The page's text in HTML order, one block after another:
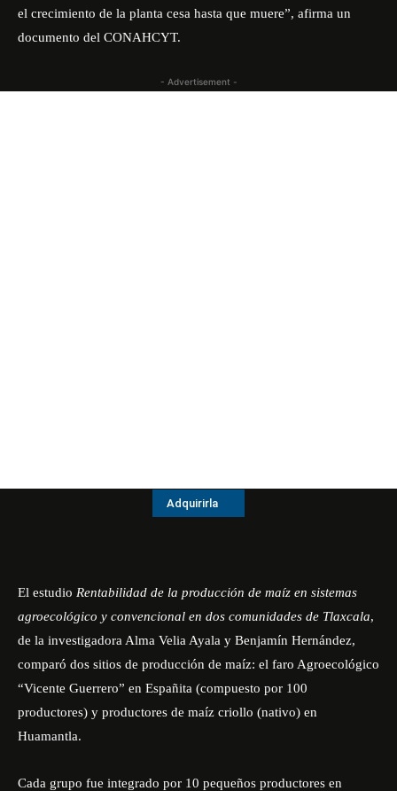
el crecimiento de la planta cesa hasta que muere”, afirma un
documento del CONAHCYT.
- Advertisement -
Adquirirla
El estudio Rentabilidad de la producción de maíz en sistemas
agroecológico y convencional en dos comunidades de Tlaxcala,
de la investigadora Alma Velia Ayala y Benjamín Hernández,
comparó dos sitios de producción de maíz: el faro Agroecológico
“Vicente Guerrero” en Españita (compuesto por 100
productores) y productores de maíz criollo (nativo) en
Huamantla.
Cada grupo fue integrado por 10 pequeños productores en